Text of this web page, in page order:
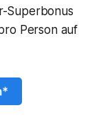
Superbonus
Person auf